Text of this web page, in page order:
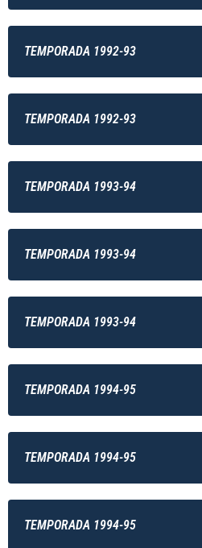
TEMPORADA 1992-93
TEMPORADA 1992-93
TEMPORADA 1993-94
TEMPORADA 1993-94
TEMPORADA 1993-94
TEMPORADA 1994-95
TEMPORADA 1994-95
TEMPORADA 1994-95